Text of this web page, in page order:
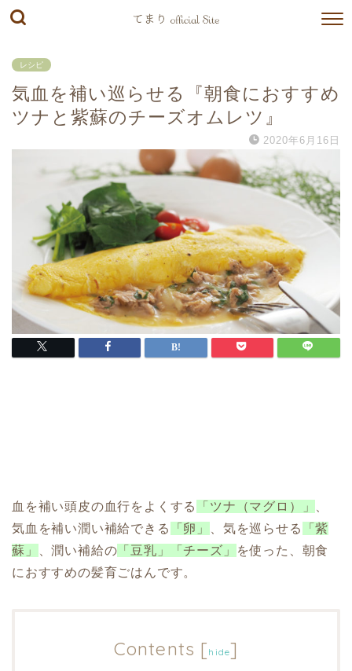
レシピ
気血を補い巡らせる『朝食におすすめ
ツナと紫蘇のチーズオムレツ』
2020年6月16日
血を補い頭皮の血行をよくする 「ツナ（マグロ）」
気血を補い潤い補給できる
「卵」 、気を巡らせる
「紫
蘇」
、潤い補給の 「豆乳」「チーズ」
を使った、朝食
におすすめの髪育ごはんです。
Contents [ hide]